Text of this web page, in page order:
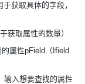
获取具体的字段，
获取属性的数量）
属性pField（Ifield
输入想要查找的属性